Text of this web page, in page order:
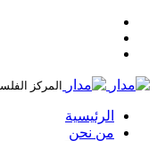
المركز
الرئيسية
من نحن